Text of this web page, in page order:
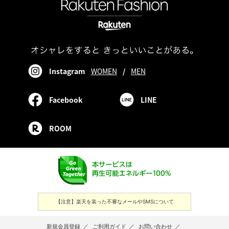
Instagram WOMEN / MEN
Facebook LINE
ROOM
【注意】楽天を装った不審なメールやSMSについて
新規会員登録 ／ ご利用ガイド ／ お問い合わせ ／